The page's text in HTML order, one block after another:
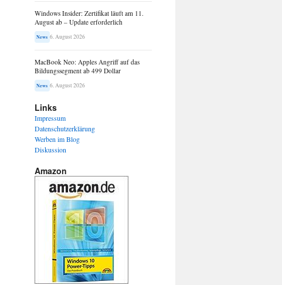
Windows Insider: Zertifikat läuft am 11.
August ab – Update erforderlich
News 6. August 2026
MacBook Neo: Apples Angriff auf das
Bildungssegment ab 499 Dollar
News 6. August 2026
Links
Impressum
Datenschutzerklärung
Werben im Blog
Diskussion
Amazon